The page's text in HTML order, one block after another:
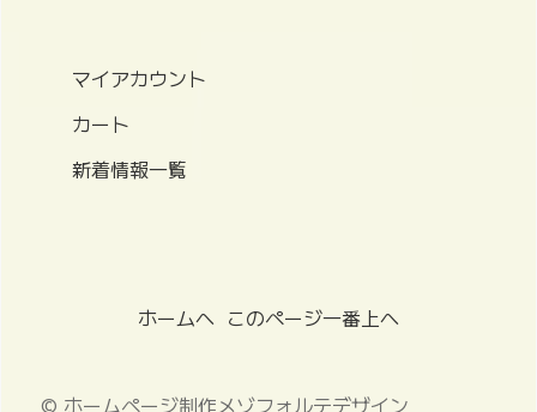
マイアカウント
カート
新着情報一覧
ホームへ このページ一番上へ
© ホームページ制作メゾフォルテデザイン